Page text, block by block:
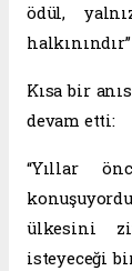
ödül,
Kısa bir
devam etti:
“Yıllar
ülkesini
isteyeceği